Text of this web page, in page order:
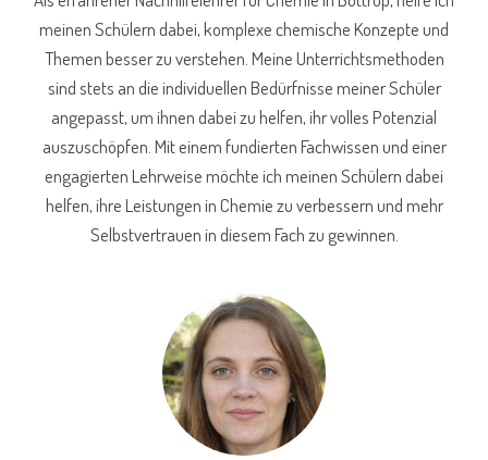
meinen Schülern dabei, komplexe chemische Konzepte und
Themen besser zu verstehen. Meine Unterrichtsmethoden
sind stets an die individuellen Bedürfnisse meiner Schüler
angepasst, um ihnen dabei zu helfen, ihr volles Potenzial
auszuschöpfen. Mit einem fundierten Fachwissen und einer
engagierten Lehrweise möchte ich meinen Schülern dabei
helfen, ihre Leistungen in Chemie zu verbessern und mehr
Selbstvertrauen in diesem Fach zu gewinnen.